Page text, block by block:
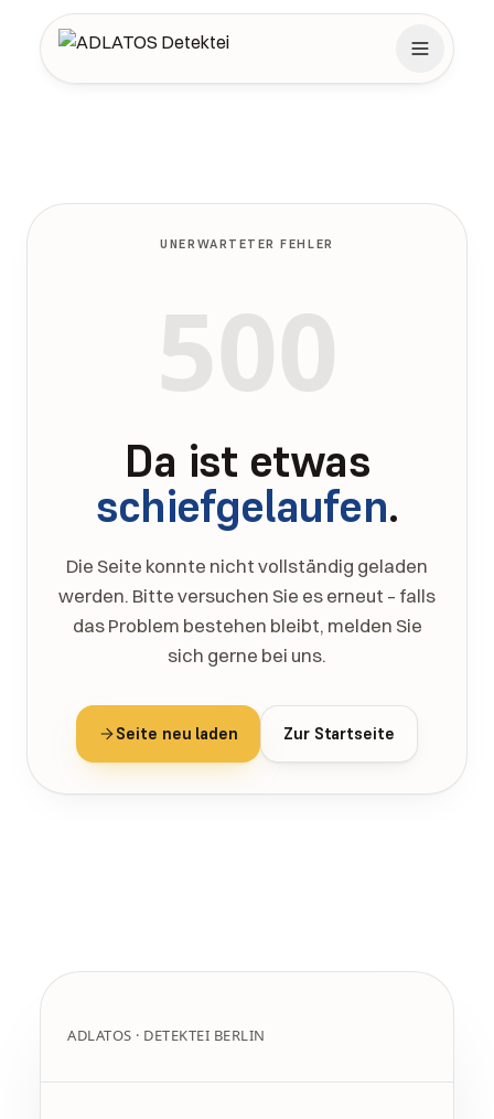
UNERWARTETER FEHLER
500
Da ist etwas
schiefgelaufen.
Die Seite konnte nicht vollständig geladen
werden. Bitte versuchen Sie es erneut – falls
das Problem bestehen bleibt, melden Sie
sich gerne bei uns.
Seite neu laden Zur Startseite
ADLATOS · DETEKTEI BERLIN